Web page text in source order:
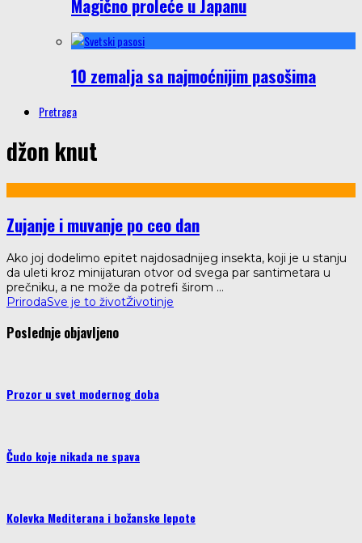
Magično proleće u Japanu
10 zemalja sa najmoćnijim pasošima
Pretraga
džon knut
Zujanje i muvanje po ceo dan
Ako joj dodelimo epitet najdosadnijeg insekta, koji je u stanju
da uleti kroz minijaturan otvor od svega par santimetara u
prečniku, a ne može da potrefi širom ...
PrirodaSve je to životŽivotinje
Poslednje objavljeno
Prozor u svet modernog doba
Čudo koje nikada ne spava
Kolevka Mediterana i božanske lepote